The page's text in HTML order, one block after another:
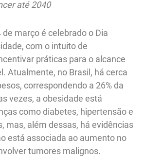
até 2040
março é celebrado o Dia
com o intuito de
práticas para o alcance
Atualmente, no Brasil, há cerca
correspondendo a 26% da
vezes, a obesidade está
como diabetes, hipertensão e
mas, além dessas, há evidências
está associada ao aumento no
tumores malignos.